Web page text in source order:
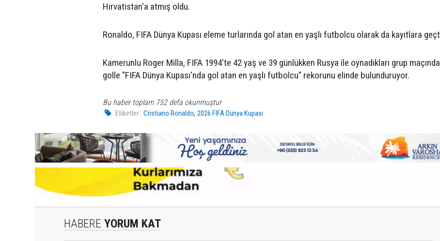
Hırvatistan'a atmış oldu.
Ronaldo, FIFA Dünya Kupası eleme turlarında gol atan en yaşlı futbolcu olarak da kayıtlara
Kamerunlu Roger Milla, FIFA 1994'te 42 yaş ve 39 günlükken Rusya ile oynadıkları grup maçında
golle "FIFA Dünya Kupası'nda gol atan en yaşlı futbolcu" rekorunu elinde bulunduruyor.
Bu haber toplam 752 defa okunmuştur
Etiketler : Cristiano Ronaldo,2026 FIFA Dünya Kupası
HABERE YORUM KAT